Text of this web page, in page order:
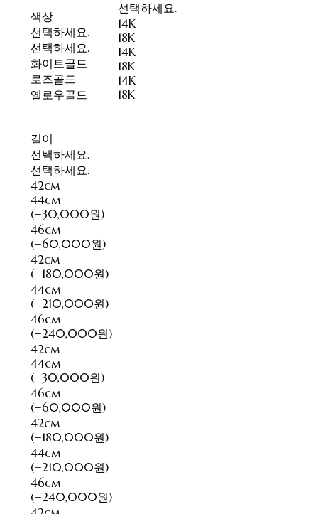
색상
선택하세요.
선택하세요.
화이트골드
로즈골드
옐로우골드
선택하세요.
14K
18K
14K
18K
14K
18K
길이
선택하세요.
선택하세요.
42cm
44cm
(+30,000원)
46cm
(+60,000원)
42cm
(+180,000원)
44cm
(+210,000원)
46cm
(+240,000원)
42cm
44cm
(+30,000원)
46cm
(+60,000원)
42cm
(+180,000원)
44cm
(+210,000원)
46cm
(+240,000원)